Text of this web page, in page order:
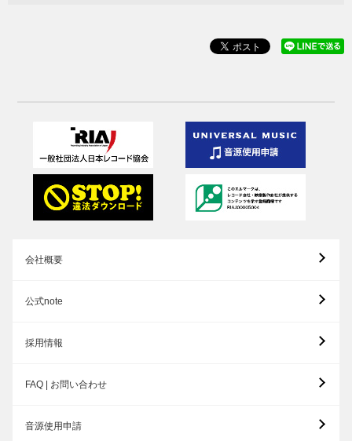
会社概要
公式note
採用情報
FAQ | お問い合わせ
音源使用申請